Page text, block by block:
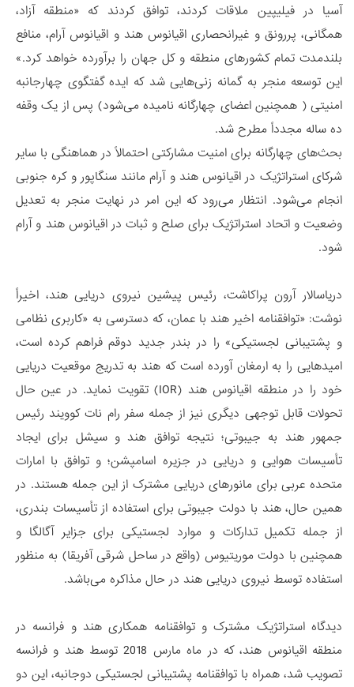
آسیا در فیلیپین ملاقات کردند، توافق کردند که «منطقه آزاد،
همگانی، پررونق و غیرانحصاری اقیانوس هند و اقیانوس آرام، منافع
بلندمدت تمام کشورهای منطقه و کل جهان را برآورده خواهد کرد.»
این توسعه منجر به گمانه­ زنی­‌هایی شد که ایده گفتگوی چهارجانبه
امنیتی ( همچنین اعضای چهارگانه نامیده می­‌شود) پس از یک وقفه
ده­ ساله مجدداً مطرح شد.
بحث‌های چهارگانه برای امنیت مشارکتی احتمالاً در هماهنگی با سایر
شرکای استراتژیک در اقیانوس هند و آرام مانند سنگاپور و کره جنوبی
انجام می­‌شود. انتظار می­‌رود که این امر در نهایت منجر به تعدیل
وضعیت و اتحاد استراتژیک برای صلح و ثبات در اقیانوس هند و آرام
شود.
دریاسالار آرون پراکاشت، رئیس پیشین نیروی دریایی هند، اخیراً
نوشت: «توافقنامه اخیر هند با عمان، که دسترسی به «کاربری نظامی
و پشتیبانی لجستیکی» را در بندر جدید دوقم فراهم کرده است،
امیدهایی را به ارمغان آورده است که هند به تدریج موقعیت دریایی
خود را در منطقه اقیانوس هند (IOR) تقویت نماید. در عین حال
تحولات قابل توجهی دیگری نیز از جمله سفر رام نات کوویند رئیس
جمهور هند به جیبوتی؛ نتیجه توافق هند و سیشل برای ایجاد
تأسیسات هوایی و دریایی در جزیره اسامپشن؛ و توافق با امارات
متحده عربی برای مانورهای دریایی مشترک از این جمله هستند. در
همین حال، هند با دولت جیبوتی برای استفاده از تأسیسات بندری،
از جمله تکمیل تدارکات و موارد لجستیکی برای جزایر آگالگا و
همچنین با دولت موریتیوس (واقع در ساحل شرقی آفریقا) به منظور
استفاده توسط نیروی دریایی هند در حال مذاکره می‌باشد.
دیدگاه استراتژیک مشترک و توافقنامه همکاری هند و فرانسه در
منطقه اقیانوس هند، که در ماه مارس 2018 توسط هند و فرانسه
تصویب شد، همراه با توافقنامه پشتیبانی لجستیکی دوجانبه، این دو